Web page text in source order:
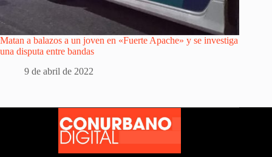
Matan a balazos a un joven en «Fuerte Apache» y se investiga
una disputa entre bandas
9 de abril de 2022